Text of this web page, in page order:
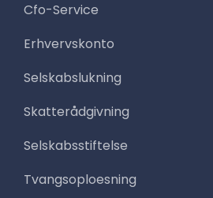
Cfo-Service
Erhvervskonto
Selskabslukning
Skatterådgivning
Selskabsstiftelse
Tvangsoploesning